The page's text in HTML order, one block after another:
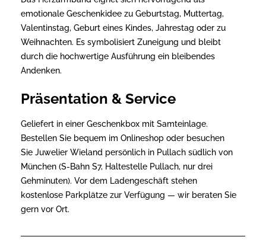
emotionale Geschenkidee zu Geburtstag, Muttertag,
Valentinstag, Geburt eines Kindes, Jahrestag oder zu
Weihnachten. Es symbolisiert Zuneigung und bleibt
durch die hochwertige Ausführung ein bleibendes
Andenken.
Präsentation & Service
Geliefert in einer Geschenkbox mit Samteinlage.
Bestellen Sie bequem im Onlineshop oder besuchen
Sie Juwelier Wieland persönlich in Pullach südlich von
München (S-Bahn S7, Haltestelle Pullach, nur drei
Gehminuten). Vor dem Ladengeschäft stehen
kostenlose Parkplätze zur Verfügung — wir beraten Sie
gern vor Ort.